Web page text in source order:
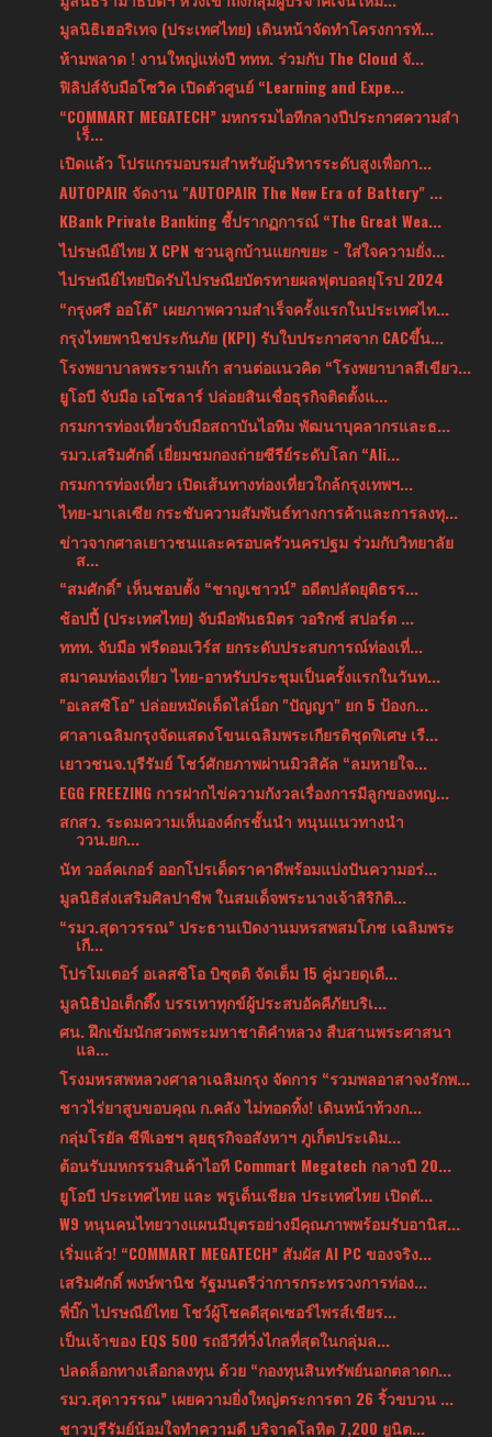
มูลนิธิเฮอริเทจ (ประเทศไทย) เดินหน้าจัดทำโครงการทั...
ห้ามพลาด ! งานใหญ่แห่งปี ททท. ร่วมกับ The Cloud จั...
ฟิลิปส์จับมือโซวิค เปิดตัวศูนย์ “Learning and Expe...
“COMMART MEGATECH” มหกรรมไอทีกลางปีประกาศความสำ
เร็...
เปิดแล้ว โปรแกรมอบรมสำหรับผู้บริหารระดับสูงเพื่อกา...
AUTOPAIR จัดงาน "AUTOPAIR The New Era of Battery" ...
KBank Private Banking ชี้ปรากฏการณ์ “The Great Wea...
ไปรษณีย์ไทย X CPN ชวนลูกบ้านแยกขยะ - ใส่ใจความยั่ง...
ไปรษณีย์ไทยปิดรับไปรษณียบัตรทายผลฟุตบอลยุโรป 2024
“กรุงศรี ออโต้” เผยภาพความสำเร็จครั้งแรกในประเทศไท...
กรุงไทยพานิชประกันภัย (KPI) รับใบประกาศจาก CACขึ้น...
โรงพยาบาลพระรามเก้า สานต่อแนวคิด “โรงพยาบาลสีเขียว...
ยูโอบี จับมือ เอโซลาร์ ปล่อยสินเชื่อธุรกิจติดตั้งแ...
กรมการท่องเที่ยวจับมือสถาบันไอทิม พัฒนาบุคลากรและธ...
รมว.เสริมศักดิ์ เยี่ยมชมกองถ่ายซีรีย์ระดับโลก “Ali...
กรมการท่องเที่ยว เปิดเส้นทางท่องเที่ยวใกล้กรุงเทพฯ...
ไทย-มาเลเซีย กระชับความสัมพันธ์ทางการค้าและการลงทุ...
ข่าวจากศาลเยาวชนและครอบครัวนครปฐม ร่วมกับวิทยาลัย
ส...
“สมศักดิ์” เห็นชอบตั้ง “ชาญเชาวน์” อดีตปลัดยุติธรร...
ช้อปปี้ (ประเทศไทย) จับมือพันธมิตร วอริกซ์ สปอร์ต ...
ททท. จับมือ ฟรีดอมเวิร์ส ยกระดับประสบการณ์ท่องเที่...
สมาคมท่องเที่ยว ไทย-อาหรับประชุมเป็นครั้งแรกในวันท...
"อเลสซิโอ" ปล่อยหมัดเด็ดไล่น็อก "ปัญญา" ยก 5 ป้องก...
ศาลาเฉลิมกรุงจัดแสดงโขนเฉลิมพระเกียรติชุดพิเศษ เรื...
เยาวชนจ.บุรีรัมย์ โชว์ศักยภาพผ่านมิวสิคัล “ลมหายใจ...
EGG FREEZING การฝากไข่ความกังวลเรื่องการมีลูกของหญ...
สกสว. ระดมความเห็นองค์กรชั้นนำ หนุนแนวทางนำ
ววน.ยก...
นัท วอล์คเกอร์ ออกโปรเด็ดราคาดีพร้อมแบ่งปันความอร่...
มูลนิธิส่งเสริมศิลปาชีพ ในสมเด็จพระนางเจ้าสิริกิติ...
“รมว.สุดาวรรณ” ประธานเปิดงานมหรสพสมโภช เฉลิมพระ
เกี...
โปรโมเตอร์ อเลสซิโอ บิซุตติ จัดเต็ม 15 คู่มวยดุเดื...
มูลนิธิป่อเต็กตึ๊ง บรรเทาทุกข์ผู้ประสบอัคคีภัยบริเ...
ศน. ฝึกเข้มนักสวดพระมหาชาติคำหลวง สืบสานพระศาสนา
แล...
โรงมหรสพหลวงศาลาเฉลิมกรุง จัดการ “รวมพลอาสาจงรักพ...
ชาวไร่ยาสูบขอบคุณ ก.คลัง ไม่ทอดทิ้ง! เดินหน้าท้วงก...
กลุ่มโรยัล ซีพีเอชฯ ลุยธุรกิจอสังหาฯ ภูเก็ตประเดิม...
ต้อนรับมหกรรมสินค้าไอที Commart Megatech กลางปี 20...
ยูโอบี ประเทศไทย และ พรูเด็นเชียล ประเทศไทย เปิดตั...
W9 หนุนคนไทยวางแผนมีบุตรอย่างมีคุณภาพพร้อมรับอานิส...
เริ่มแล้ว! “COMMART MEGATECH” สัมผัส AI PC ของจริง...
เสริมศักดิ์ พงษ์พานิช รัฐมนตรีว่าการกระทรวงการท่อง...
พี่บิ๊ก ไปรษณีย์ไทย โชว์ผู้โชคดีสุดเซอร์ไพรส์เชียร...
เป็นเจ้าของ EQS 500 รถอีวีที่วิ่งไกลที่สุดในกลุ่มล...
ปลดล็อกทางเลือกลงทุน ด้วย “กองทุนสินทรัพย์นอกตลาดก...
รมว.สุดาวรรณ” เผยความยิ่งใหญ่ตระการตา 26 ริ้วขบวน ...
ชาวบุรีรัมย์น้อมใจทำความดี บริจาคโลหิต 7,200 ยูนิต...